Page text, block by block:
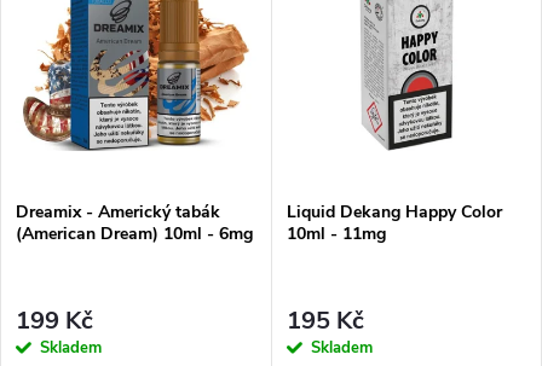
e
n
p
r
Nejdražší
Abecedně
p
i
s
p
r
Dreamix - Americký tabák
(American Dream) 10ml - 6mg
199 Kč
Skladem
Liquid Dekang Happy Color
10ml - 11mg
195 Kč
Skladem